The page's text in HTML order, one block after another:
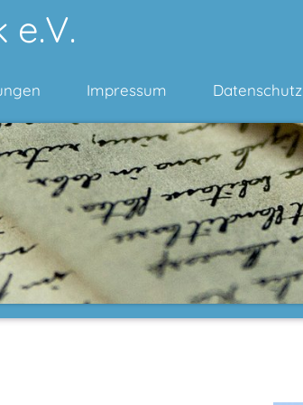
Impressum Datenschutz